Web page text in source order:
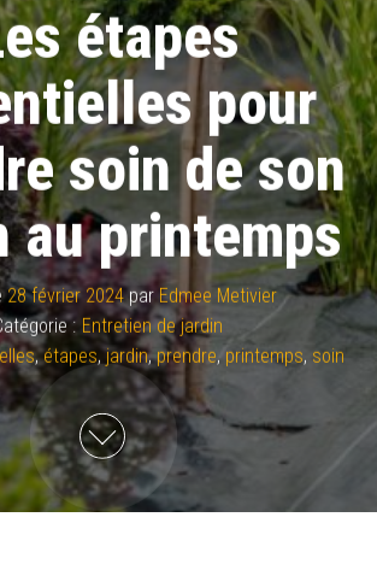
étapes
pour
soin de son
au printemps
28 février 2024par Edmee Metivier
: Entretien de jardin
,étapes,jardin,prendre,printemps, soin